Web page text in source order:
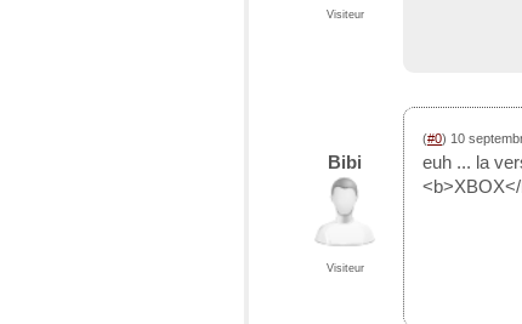
Visiteur
Bibi
Visiteur
(#0) 10
euh ... la